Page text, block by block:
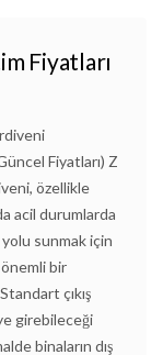
Fiyatları
Fiyatları) Z
özellikle
acil durumlarda
yolu sunmak için
bir
çıkış
girebileceği
binaların dış